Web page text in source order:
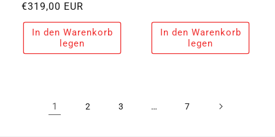
Normaler
Preis
€319,00 EUR
In den Warenkorb
legen
In den Warenkorb
legen
1 2 3 … 7